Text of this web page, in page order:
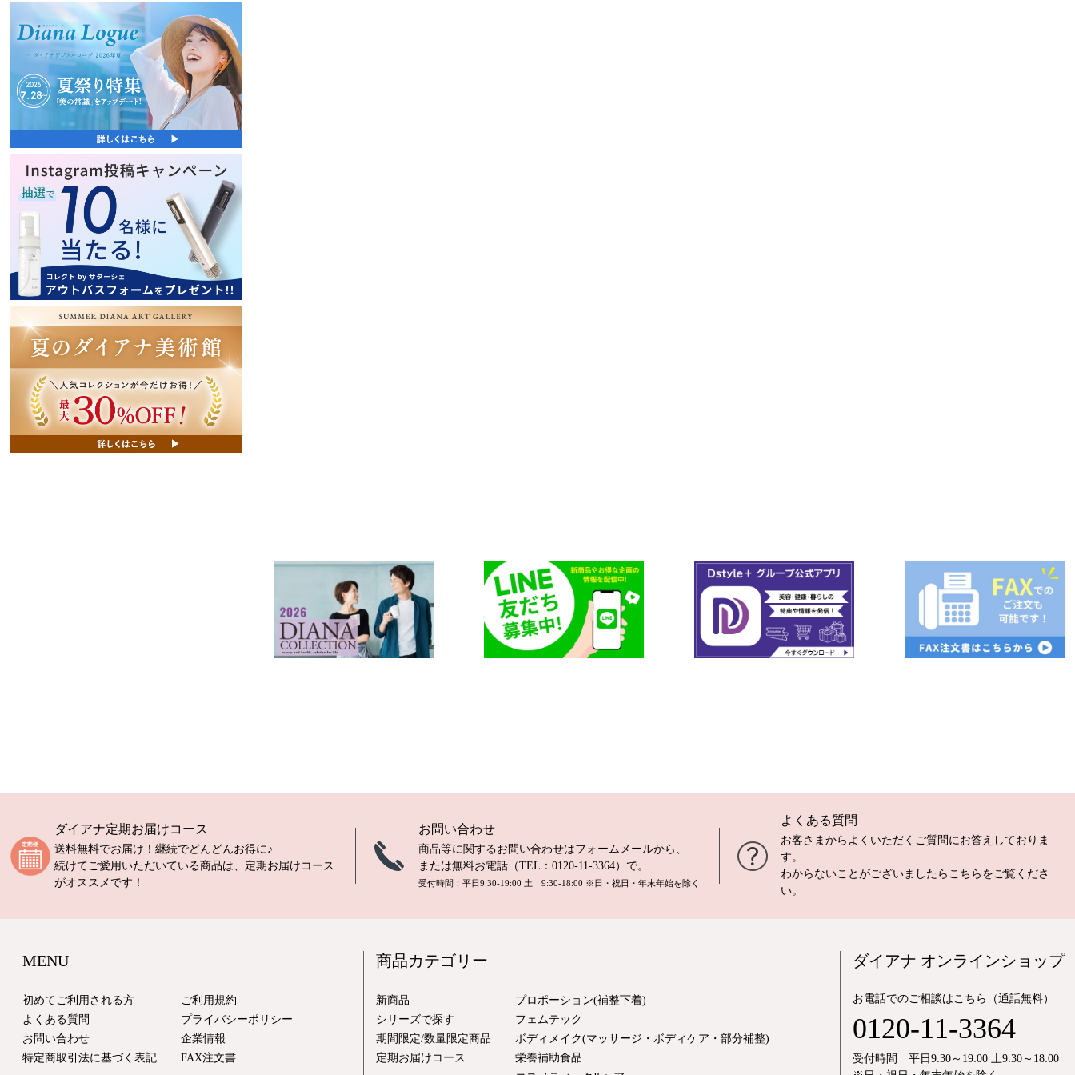
ダイアナ定期お届けコース
送料無料でお届け！継続でどんどんお得に♪
続けてご愛用いただいている商品は、定期お届けコース
がオススメです！
お問い合わせ
商品等に関するお問い合わせはフォームメールから、
または無料お電話（TEL： 0120-11-3364）で。
受付時間：平日9:30-19:00 土 9:30-18:00 ※日・祝日・年末年始を除く
よくある質問
お客さまからよくいただくご質問にお答えしておりま
す。
わからないことがございましたら こちら をご覧くださ
い。
MENU
初めてご利用される方
よくある質問
お問い合わせ
特定商取引法に基づく表記
ご利用規約
プライバシーポリシー
企業情報
FAX注文書
商品カテゴリー
新商品
シリーズで探す
期間限定/数量限定商品
定期お届けコース
プロポーション(補整下着)
フェムテック
ボディメイク(マッサージ・ボディケア・部分補整)
栄養補助食品
ダイアナ オンラインショップ
お電話でのご相談はこちら（通話無料）
0120-11-3364
受付時間 平日9:30～19:00 土9:30～18:00